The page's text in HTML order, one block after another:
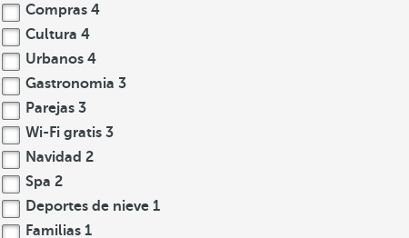
Compras 4
Cultura 4
Urbanos 4
Gastronomia 3
Parejas 3
Wi-Fi gratis 3
Navidad 2
Spa 2
Deportes de nieve 1
Familias 1